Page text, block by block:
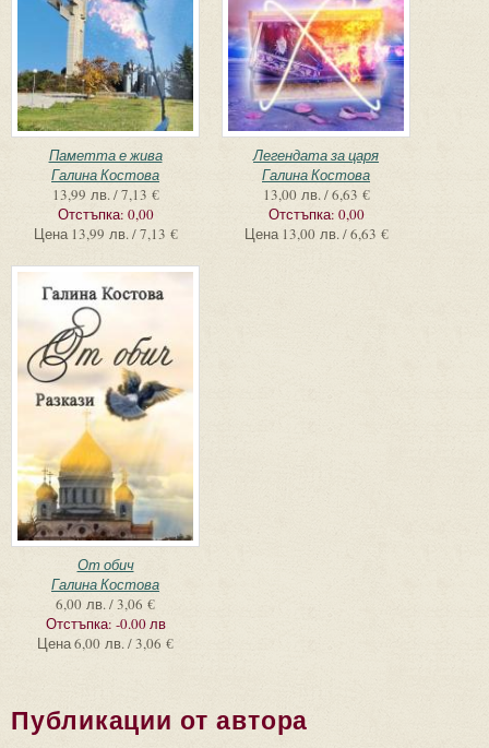
Паметта е жива
Галина Костова
13,99 лв. / 7,13 €
Отстъпка: 0,00
Цена 13,99 лв. / 7,13 €
Легендата за царя
Галина Костова
13,00 лв. / 6,63 €
Отстъпка: 0,00
Цена 13,00 лв. / 6,63 €
От обич
Галина Костова
6,00 лв. / 3,06 €
Отстъпка: -0.00 лв
Цена6,00 лв. / 3,06 €
Публикации от автора